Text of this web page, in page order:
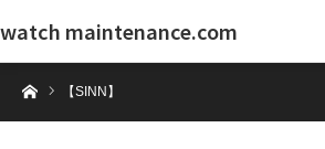
watch maintenance.com
ホーム【SINN】